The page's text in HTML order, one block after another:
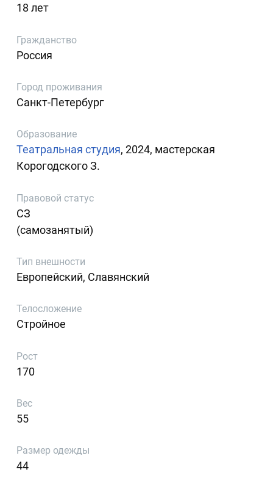
18 лет
Гражданство
Россия
Город проживания
Санкт-Петербург
Образование
Театральная студия, 2024, мастерская
Корогодского З.
Правовой статус
СЗ
(самозанятый)
Тип внешности
Европейский, Славянский
Телосложение
Стройное
Рост
170
Вес
55
Размер одежды
44